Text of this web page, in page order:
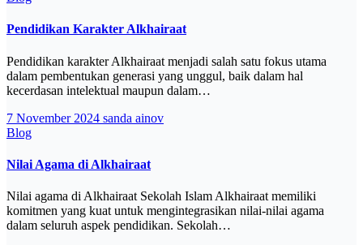
Pendidikan Karakter Alkhairaat
Pendidikan karakter Alkhairaat menjadi salah satu fokus utama
dalam pembentukan generasi yang unggul, baik dalam hal
kecerdasan intelektual maupun dalam…
7 November 2024 sanda ainov
Blog
Nilai Agama di Alkhairaat
Nilai agama di Alkhairaat Sekolah Islam Alkhairaat memiliki
komitmen yang kuat untuk mengintegrasikan nilai-nilai agama
dalam seluruh aspek pendidikan. Sekolah…